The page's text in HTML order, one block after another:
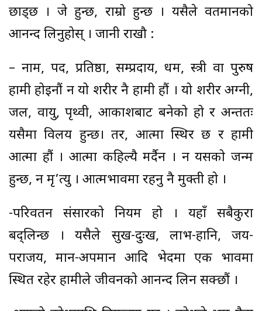
छाड्छ । जे हुन्छ, राम्रो हुन्छ । यसैले वर्तमानको
आनन्द लिनुहोस् । जानी राखौ :
– नाम, पद, प्रतिष्ठा, सम्प्रदाय, धर्म, स्त्री वा पुरुष
हामी होइनौं न यो शरीर नै हामी हौं । यो शरीर अग्नी,
जल, वायु, पृथ्वी, आकाशबाट बनेको हो र अन्ततः
यसैमा विलय हुन्छ। तर, आत्मा स्थिर छ र हामी
आत्मा हौं । आत्मा कहिल्यै मर्दैन । न यसको जन्म
हुन्छ, न मृ’त्यु । आत्मभावमा रहनु नै मुक्ती हो ।
-परिवर्तन संसारको नियम हो । यहाँ सबैकुरा
बद्लिन्छ । यसैले सुख-दुःख, लाभ-हानि, जय-
पराजय, मान-अपमान आदि भेदमा एक भावमा
स्थित रहेर हामीले जीवनको आनन्द लिन सक्छौं ।